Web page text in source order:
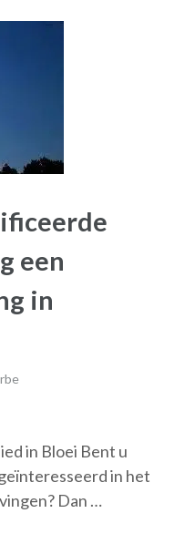
een
in
in Bloei Bent u
in het
Dan …